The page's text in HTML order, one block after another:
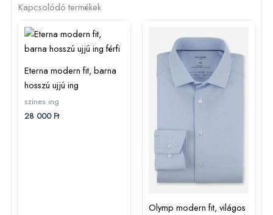
Kapcsolódó termékek
Eterna modern fit, barna
hosszú ujjú ing
színes ing
28 000Ft
Olymp modern fit, világos